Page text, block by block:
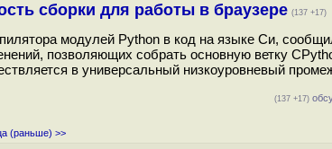
сборки для работы в браузере (137 +17)
модулей Python в код на языке Си,
позволяющих собрать основную ветку
в универсальный низкоуровневый
(137 +17)
(раньше) >>